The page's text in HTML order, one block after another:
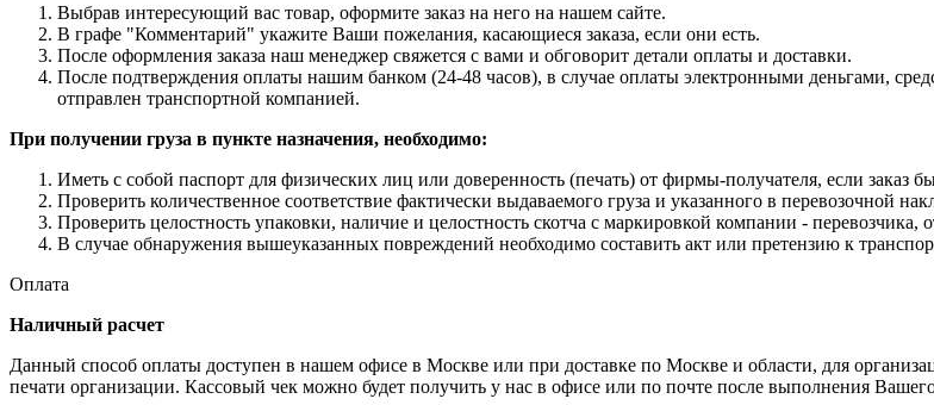
Выбрав интересующий вас товар, оформите заказ на него на нашем сайте.
В графе "Комментарий" укажите Ваши пожелания, касающиеся заказа, если они есть.
После оформления заказа наш менеджер свяжется с вами и обговорит детали оплаты и доставки.
После подтверждения оплаты нашим банком (24-48 часов), в случае оплаты электронными деньгами,
отправлен транспортной компанией.
При получении груза в пункте назначения, необходимо:
Иметь с собой паспорт для физических лиц или доверенность (печать) от фирмы-получателя, если заказ
Проверить количественное соответствие фактически выдаваемого груза и указанного в перевозочной
Проверить целостность упаковки, наличие и целостность скотча с маркировкой компании - перевозчика,
В случае обнаружения вышеуказанных повреждений необходимо составить акт или претензию к
Оплата
Наличный расчет
Данный способ оплаты доступен в нашем офисе в Москве или при доставке по Москве и области, для
печати организации. Кассовый чек можно будет получить у нас в офисе или по почте после выполнения Вашего